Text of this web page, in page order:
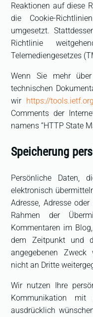
Reaktionen auf diese
die Cookie-
umgesetzt.
Richtlinie
Telemediengesetzes
Wenn Sie mehr
technischen
wir https://
Comments der
namens “HTTP State
Speicherung
Persönliche Daten,
elektronisch
Adresse, Adresse
Rahmen der
Kommentaren im
dem Zeitpunkt und
angegebenen
nicht an Dritte
Wir nutzen Ihre
Kommunikation mit
ausdrücklich